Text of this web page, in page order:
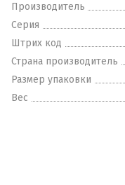
Производитель
Серия
Штрих код
Страна производитель
Размер упаковки
Вес